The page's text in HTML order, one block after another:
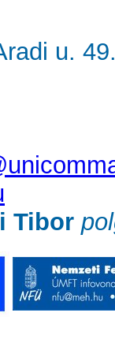
u.
Tibor